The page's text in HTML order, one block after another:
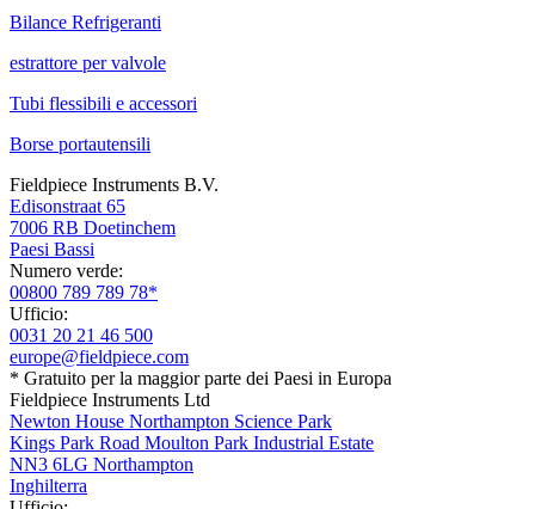
Bilance Refrigeranti
estrattore per valvole
Tubi flessibili e accessori
Borse portautensili
Fieldpiece Instruments B.V.
Edisonstraat 65
7006 RB Doetinchem
Paesi Bassi
Numero verde:
00800 789 789 78*
Ufficio:
0031 20 21 46 500
europe@fieldpiece.com
* Gratuito per la maggior parte dei Paesi in Europa
Fieldpiece Instruments Ltd
Newton House Northampton Science Park
Kings Park Road Moulton Park Industrial Estate
NN3 6LG Northampton
Inghilterra